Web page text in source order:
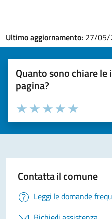
Ultimo aggiornamento: 27/05/
Quanto sono chiare
pagina?
Valuta la chiarezza delle
Seleziona il numero di
Valuta 5
Valuta 4 stelle
Valuta 3 stelle su 5
Valuta 2 stelle su 5
Valuta 1 stelle su 5
Contatta il comune
Leggi le domande